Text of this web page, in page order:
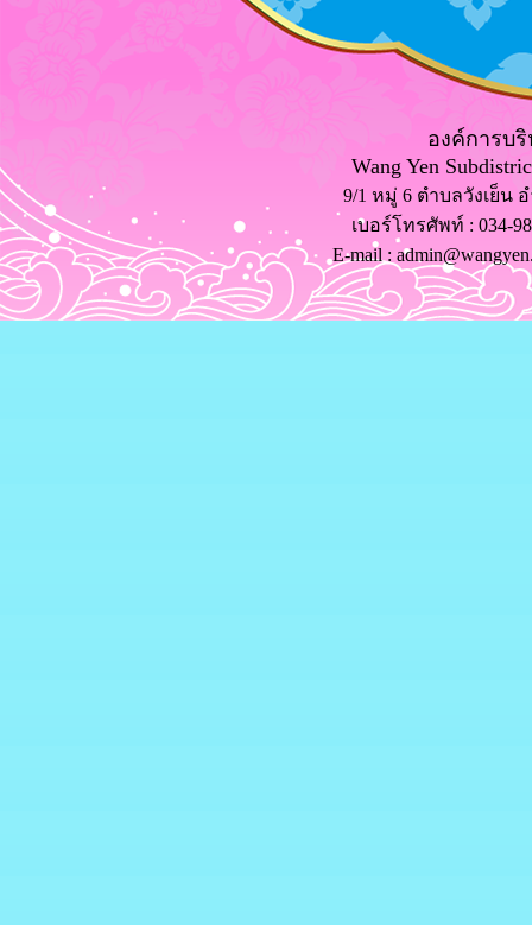
องค์การบ
Wang Yen
9/1 หมู่ 6 ตำบลวังเย็น
เบอร์โทรศัพท์ ​: 034-
E-mail :